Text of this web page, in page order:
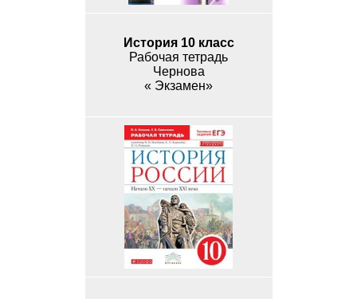
История 10 класс
Рабочая тетрадь
Чернова
« Экзамен»